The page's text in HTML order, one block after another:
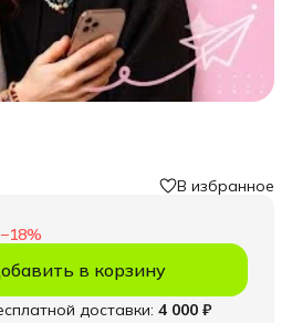
В избранное
−18%
в корзину
доставки: 4 000 ₽